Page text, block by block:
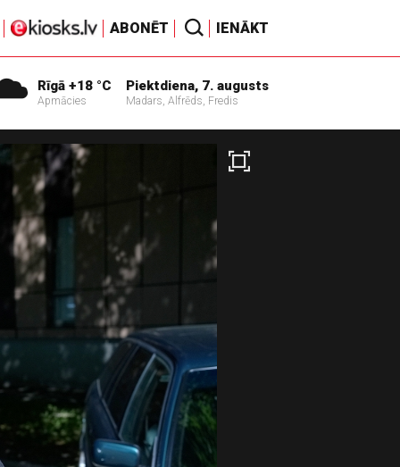
ABONĒT IENĀKT
Rīgā +18 °C
Apmācies
Piektdiena, 7. augusts
Madars, Alfrēds, Fredis